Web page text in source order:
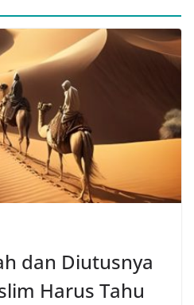
dan Diutusnya
Harus Tahu